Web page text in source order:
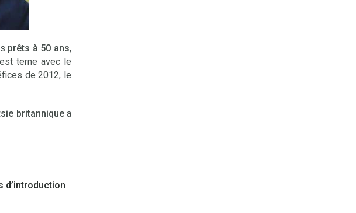
prêts à 50 ans,
terne avec le
de 2012, le
britanniquea
d’introduction